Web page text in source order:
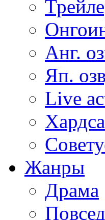
Анг.
Яп.
Live
Жанры
Драма